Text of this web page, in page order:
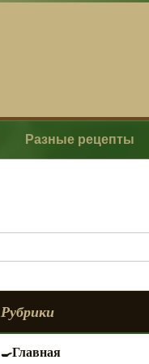
Разные рецепты
Рубрики
Главная